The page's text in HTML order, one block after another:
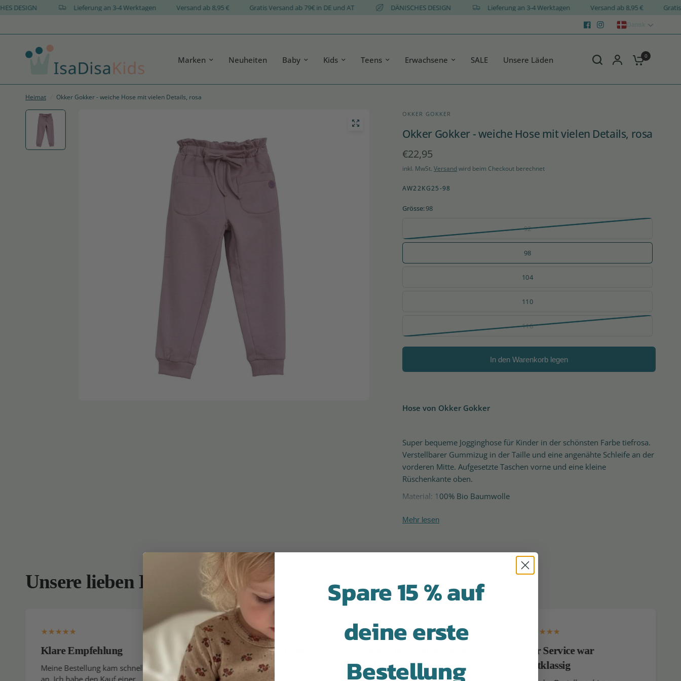
DESIGN Lieferung an 3-4 Werktagen Versand ab 8,95 € Gratis Versand ab 79€ in DE und AT DÄNISCHES DESIGN Lieferung an 3-4 Werktagen Versand ab 8,95 €
Marken Neuheiten Baby Kids Teens Erwachsene SALE Unsere Läden 0
Heimat Okker Gokker - weiche Hose mit vielen Details, rosa
OKKER GOKKER
Okker Gokker - weiche Hose mit vielen Details, rosa
€22,95
inkl. MwSt. Versand wird beim Checkout berechnet
AW22KG25-98
Grösse:98
92
98
104
110
116
In den Warenkorb legen
Hose von Okker Gokker
Super bequeme Jogginghose für Kinder in der schönsten Farbe tiefrosa.
Verstellbarer Gummizug in der Taille und eine angenähte Schleife an der
vorderen Mitte. Aufgesetzte Taschen vorne und eine kleine
Rüschenkante oben.
Material: 100% Bio Baumwolle
Styles in hoher Qualität – und das zu guten Preisen. Okker-Gokker stellt
nachhaltige Kinderkleidung mit Blick auf Komfort und Qualität her. Alle
zu 100 % recycelten Materialien hergestellt. Die GOTS-Zertifizierung ist
Ihre Gewissheit, dass die Kleidung unter ordnungsgemäßen
Kollektion 1997 auf den Markt und ist damit heute eine der ältesten
dänischen Kinderbekleidungsmarken auf dem Markt – und hat seinen
Sitz auf der Sonneninsel Bornholm. Okker-Gokker ist gutes dänisches
Design mit skandinavischem Touch – gemacht mit Liebe für Kinder in
Bewegung.
Mehr lesen
Unsere lieben Kunden
Klare Empfehlung
Meine Bestellung kam schnell
an. Ich habe den Kauf einer
Ich kaufe immer wieder
gerne hier ein
bekommen!
Der Service war
erstklassig
Spare 15 % auf
deine erste
Bestellung